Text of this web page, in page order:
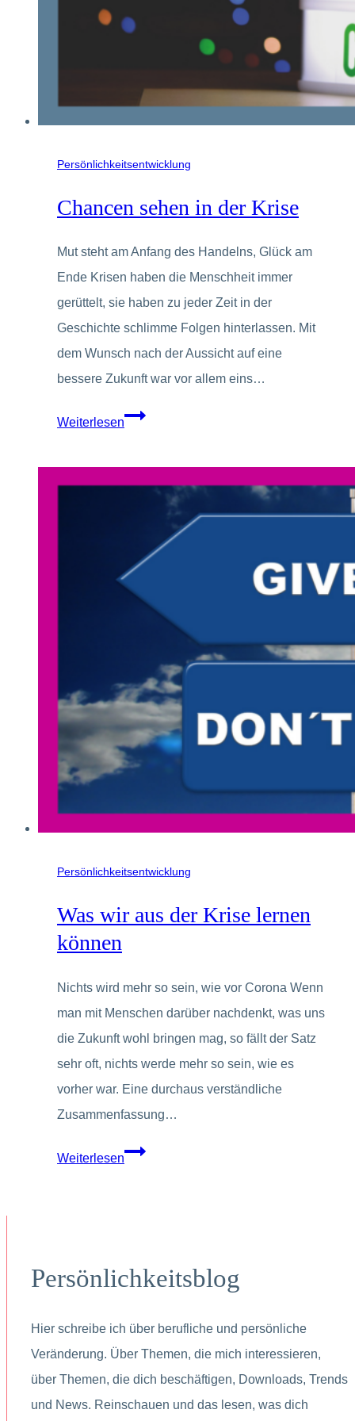
Persönlichkeitsentwicklung
Chancen sehen in der Krise
Mut steht am Anfang des Handelns, Glück am
Ende Krisen haben die Menschheit immer
gerüttelt, sie haben zu jeder Zeit in der
Geschichte schlimme Folgen hinterlassen. Mit
dem Wunsch nach der Aussicht auf eine
bessere Zukunft war vor allem eins…
WeiterlesenChancen
in
Persönlichkeitsentwicklung
Was wir aus der Krise lernen
können
Nichts wird mehr so sein, wie vor Corona Wenn
man mit Menschen darüber nachdenkt, was uns
die Zukunft wohl bringen mag, so fällt der Satz
sehr oft, nichts werde mehr so sein, wie es
vorher war. Eine durchaus verständliche
Zusammenfassung…
WeiterlesenWas
lernen
Persönlichkeitsblog
Hier schreibe ich über berufliche und persönliche
Veränderung. Über Themen, die mich interessieren,
über Themen, die dich beschäftigen, Downloads, Trends
und News. Reinschauen und das lesen, was dich